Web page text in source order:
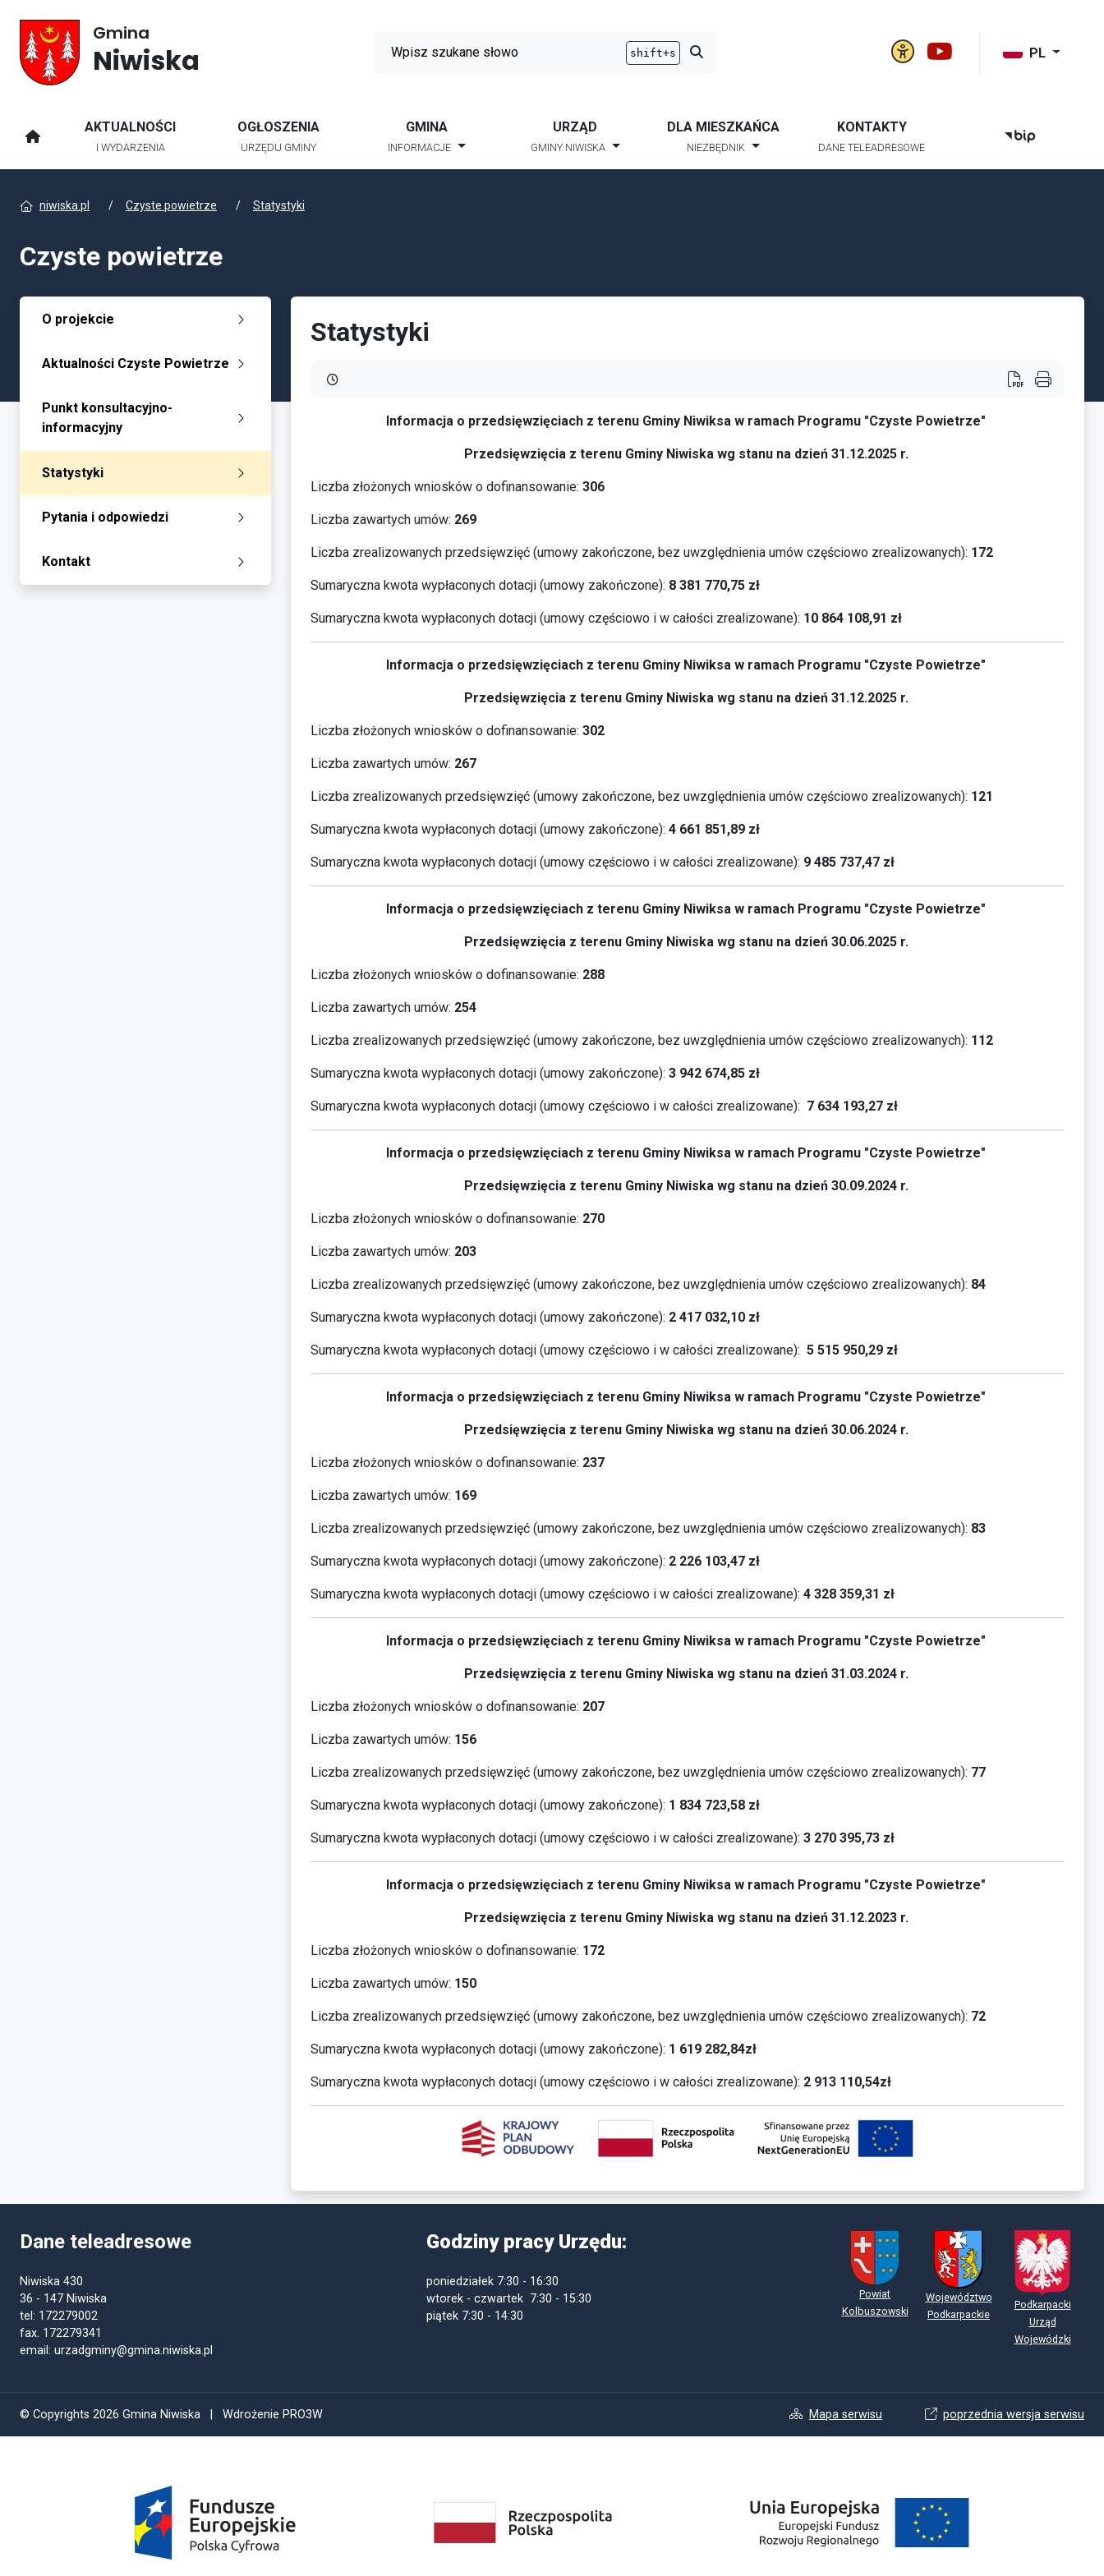
Gmina
Niwiska PL
Panel ustawień
Gmina Niwiska
Wyszukiwarka shift+s Przycisk szukaj
STRONA GŁÓWNA
AKTUALNOŚCI
I WYDARZENIA
OGŁOSZENIA
URZĘDU GMINY
GMINA
INFORMACJE
URZĄD
GMINY NIWISKA
DLA MIESZKAŃCA
NIEZBĘDNIK
KONTAKTY
DANE TELEADRESOWE
BIP
niwiska.pl Czyste powietrze Statystyki
Czyste powietrze
O projekcie
Aktualności Czyste Powietrze
Punkt konsultacyjno-
informacyjny
Statystyki
Pytania i odpowiedzi
Kontakt
Statystyki
Informacja o przedsięwzięciach z terenu Gminy Niwiksa w ramach Programu "Czyste Powietrze"
Przedsięwzięcia z terenu Gminy Niwiska wg stanu na dzień 31.12.2025 r.
Liczba złożonych wniosków o dofinansowanie: 306
Liczba zawartych umów: 269
Liczba zrealizowanych przedsięwzięć (umowy zakończone, bez uwzględnienia umów częściowo zrealizowanych): 172
Sumaryczna kwota wypłaconych dotacji (umowy zakończone): 8 381 770,75 zł
Sumaryczna kwota wypłaconych dotacji (umowy częściowo i w całości zrealizowane): 10 864 108,91 zł
Informacja o przedsięwzięciach z terenu Gminy Niwiksa w ramach Programu "Czyste Powietrze"
Przedsięwzięcia z terenu Gminy Niwiska wg stanu na dzień 31.12.2025 r.
Liczba złożonych wniosków o dofinansowanie: 302
Liczba zawartych umów: 267
Liczba zrealizowanych przedsięwzięć (umowy zakończone, bez uwzględnienia umów częściowo zrealizowanych): 121
Sumaryczna kwota wypłaconych dotacji (umowy zakończone): 4 661 851,89 zł
Sumaryczna kwota wypłaconych dotacji (umowy częściowo i w całości zrealizowane): 9 485 737,47 zł
Informacja o przedsięwzięciach z terenu Gminy Niwiksa w ramach Programu "Czyste Powietrze"
Przedsięwzięcia z terenu Gminy Niwiska wg stanu na dzień 30.06.2025 r.
Liczba złożonych wniosków o dofinansowanie: 288
Liczba zawartych umów: 254
Liczba zrealizowanych przedsięwzięć (umowy zakończone, bez uwzględnienia umów częściowo zrealizowanych): 112
Sumaryczna kwota wypłaconych dotacji (umowy zakończone): 3 942 674,85 zł
Sumaryczna kwota wypłaconych dotacji (umowy częściowo i w całości zrealizowane): 7 634 193,27 zł
Informacja o przedsięwzięciach z terenu Gminy Niwiksa w ramach Programu "Czyste Powietrze"
Przedsięwzięcia z terenu Gminy Niwiska wg stanu na dzień 30.09.2024 r.
Liczba złożonych wniosków o dofinansowanie: 270
Liczba zawartych umów: 203
Liczba zrealizowanych przedsięwzięć (umowy zakończone, bez uwzględnienia umów częściowo zrealizowanych): 84
Sumaryczna kwota wypłaconych dotacji (umowy zakończone): 2 417 032,10 zł
Sumaryczna kwota wypłaconych dotacji (umowy częściowo i w całości zrealizowane): 5 515 950,29 zł
Informacja o przedsięwzięciach z terenu Gminy Niwiksa w ramach Programu "Czyste Powietrze"
Przedsięwzięcia z terenu Gminy Niwiska wg stanu na dzień 30.06.2024 r.
Liczba złożonych wniosków o dofinansowanie: 237
Liczba zawartych umów: 169
Liczba zrealizowanych przedsięwzięć (umowy zakończone, bez uwzględnienia umów częściowo zrealizowanych): 83
Sumaryczna kwota wypłaconych dotacji (umowy zakończone): 2 226 103,47 zł
Sumaryczna kwota wypłaconych dotacji (umowy częściowo i w całości zrealizowane): 4 328 359,31 zł
Informacja o przedsięwzięciach z terenu Gminy Niwiksa w ramach Programu "Czyste Powietrze"
Przedsięwzięcia z terenu Gminy Niwiska wg stanu na dzień 31.03.2024 r.
Liczba złożonych wniosków o dofinansowanie: 207
Liczba zawartych umów: 156
Liczba zrealizowanych przedsięwzięć (umowy zakończone, bez uwzględnienia umów częściowo zrealizowanych): 77
Sumaryczna kwota wypłaconych dotacji (umowy zakończone): 1 834 723,58 zł
Sumaryczna kwota wypłaconych dotacji (umowy częściowo i w całości zrealizowane): 3 270 395,73 zł
Informacja o przedsięwzięciach z terenu Gminy Niwiksa w ramach Programu "Czyste Powietrze"
Przedsięwzięcia z terenu Gminy Niwiska wg stanu na dzień 31.12.2023 r.
Liczba złożonych wniosków o dofinansowanie: 172
Liczba zawartych umów: 150
Liczba zrealizowanych przedsięwzięć (umowy zakończone, bez uwzględnienia umów częściowo zrealizowanych): 72
Sumaryczna kwota wypłaconych dotacji (umowy zakończone): 1 619 282,84zł
Sumaryczna kwota wypłaconych dotacji (umowy częściowo i w całości zrealizowane): 2 913 110,54zł
Dane teleadresowe
Niwiska 430
36 - 147 Niwiska
tel: 172279002
fax. 172279341
email: urzadgminy@gmina.niwiska.pl
Godziny pracy Urzędu:
poniedziałek 7:30 - 16:30
wtorek - czwartek 7:30 - 15:30
piątek 7:30 - 14:30
Powiat
Kolbuszowski
Województwo
Podkarpackie
Podkarpacki
Urząd
Wojewódzki
© Copyrights 2026 Gmina Niwiska | Wdrożenie PRO3W Mapa serwisu poprzednia wersja serwisu